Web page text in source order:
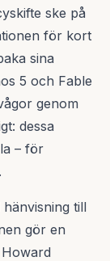
ske på
för kort
sina
5 och Fable
genom
dessa
– för
till
gör en